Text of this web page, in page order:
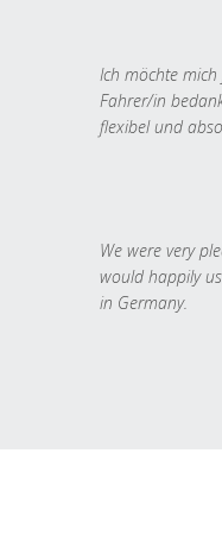
Ich möchte
Fahrer/in
flexibel und
We were very
would happily
in Germany.